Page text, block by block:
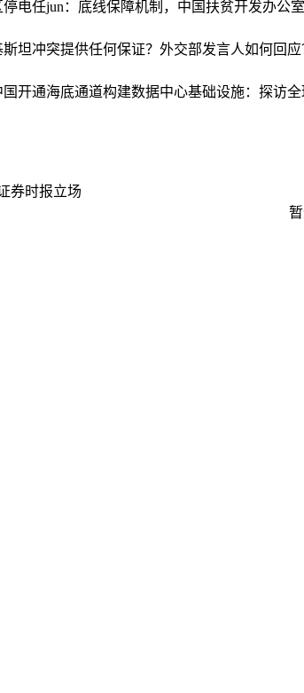
停电任jun：底线保障机制，中国扶贫开发办公
坦冲突提供任何保证？外交部发言人如何回应
国开通海底通道构建数据中心基础设施：探访
券时报立场